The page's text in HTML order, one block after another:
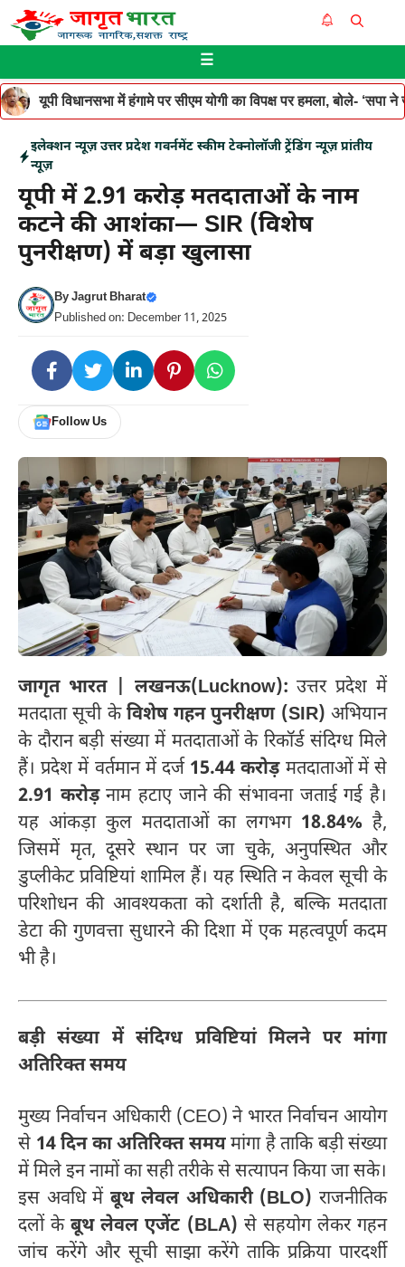
Skip
to
☰
यूपी विधानसभा में हंगामे पर सीएम योगी का विपक्ष पर हमला, बोले- ‘सपा ने
इलेक्शन न्यूज़ उत्तर प्रदेश गवर्नमेंट स्कीम टेक्नोलॉजी ट्रेंडिंग न्यूज़ प्रांतीय
न्यूज़
यूपी में 2.91 करोड़ मतदाताओं के नाम
कटने की आशंका— SIR (विशेष
पुनरीक्षण) में बड़ा खुलासा
ByJagrut Bharat
Published on: December 11, 2025
Follow Us
जागृत भारत | लखनऊ(Lucknow): उत्तर प्रदेश में
मतदाता सूची केविशेष गहन पुनरीक्षण (SIR) अभियान
के दौरान बड़ी संख्या में मतदाताओं के रिकॉर्ड संदिग्ध मिले
हैं। प्रदेश में वर्तमान में दर्ज 15.44 करोड़मतदाताओं में से
2.91 करोड़नाम हटाए जाने की संभावना जताई गई है।
यह आंकड़ा कुल मतदाताओं का लगभग 18.84% है,
जिसमें मृत, दूसरे स्थान पर जा चुके, अनुपस्थित और
डुप्लीकेट प्रविष्टियां शामिल हैं। यह स्थिति न केवल सूची के
परिशोधन की आवश्यकता को दर्शाती है, बल्कि मतदाता
डेटा की गुणवत्ता सुधारने की दिशा में एक महत्वपूर्ण कदम
भी है।
बड़ी संख्या में संदिग्ध प्रविष्टियां मिलने पर मांगा
अतिरिक्त समय
मुख्य निर्वाचन अधिकारी (CEO) ने भारत निर्वाचन आयोग
से 14 दिन का अतिरिक्त समयमांगा है ताकि बड़ी संख्या
में मिले इन नामों का सही तरीके से सत्यापन किया जा सके।
इस अवधि मेंबूथ लेवल अधिकारी (BLO) राजनीतिक
दलों केबूथ लेवल एजेंट (BLA) से सहयोग लेकर गहन
जांच करेंगे और सूची साझा करेंगे ताकि प्रक्रिया पारदर्शी